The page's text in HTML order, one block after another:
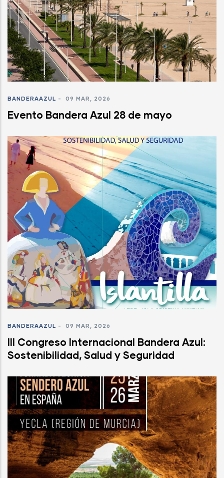
BANDERAAZUL - 09 MAR, 2026
Evento Bandera Azul 28 de mayo
BANDERAAZUL - 09 MAR, 2026
III Congreso Internacional Bandera Azul:
Sostenibilidad, Salud y Seguridad